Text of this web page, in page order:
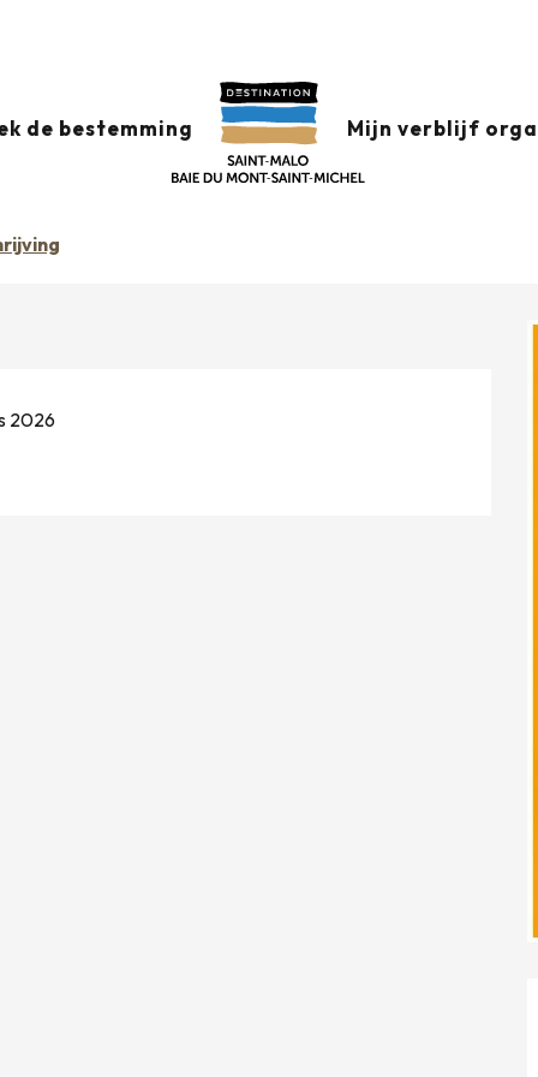
de bestemming Mijn verblijf
13 augustus van 17:00 tot 22:00 / ...
2026